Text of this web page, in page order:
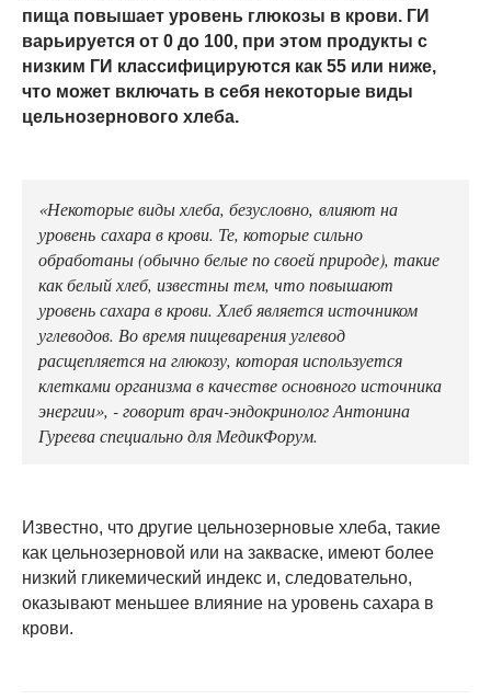
пища повышает уровень глюкозы в крови. ГИ
варьируется от 0 до 100, при этом продукты с
низким ГИ классифицируются как 55 или ниже,
что может включать в себя некоторые виды
цельнозернового хлеба.
«Некоторые виды хлеба, безусловно, влияют на
уровень сахара в крови. Те, которые сильно
обработаны (обычно белые по своей природе), такие
как белый хлеб, известны тем, что повышают
уровень сахара в крови. Хлеб является источником
углеводов. Во время пищеварения углевод
расщепляется на глюкозу, которая используется
клетками организма в качестве основного источника
энергии», - говорит врач-эндокринолог Антонина
Гуреева специально для МедикФорум.
Известно, что другие цельнозерновые хлеба, такие
как цельнозерновой или на закваске, имеют более
низкий гликемический индекс и, следовательно,
оказывают меньшее влияние на уровень сахара в
крови.